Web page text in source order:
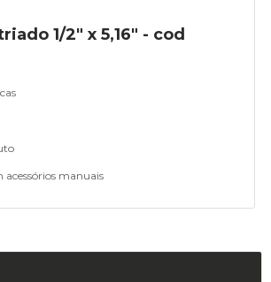
1/2" x 5,16" - cod
manuais